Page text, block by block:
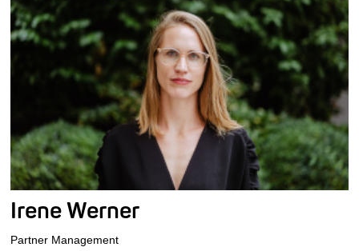
Irene Werner
Partner Management